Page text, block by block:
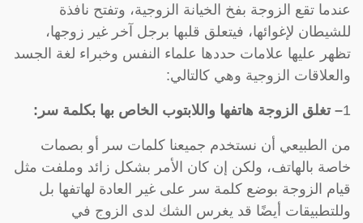
عندما تقع الزوجة بفخ الخيانة الزوجية، وتفتح نافذة
للشيطان لإغوائها، فيتعلق قلبها برجل آخر غير زوجها،
تظهر عليها علامات حددها علماء النفس وخبراء لغة الجسد
والعلاقات الزوجية وهي كالتالي:
1– تغلق الزوجة هاتفها واللابتوب الخاص بها بكلمة سر:
من الطبيعي أن نستخدم جميعنا كلمات سر أو بصمات
خاصة بالهاتف، ولكن إن كان الأمر بشكل زائد وملفت مثل
قيام الزوجة بوضع كلمة سر على غير العادة لهاتفها بل
وللتطبيقات أيضًا قد يغرس الشك لدى الزوج في